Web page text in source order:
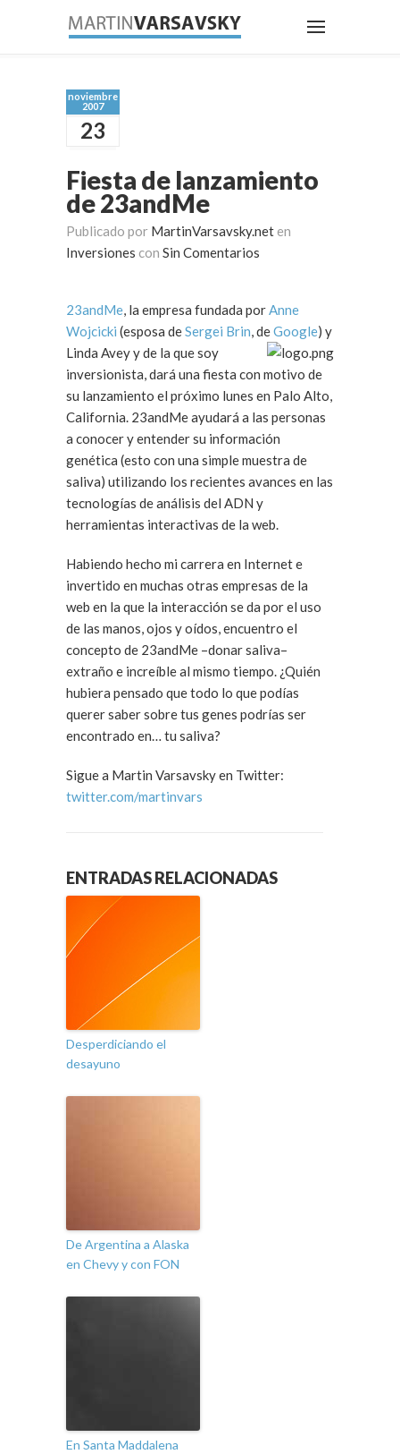
noviembre
2007
23
Fiesta de lanzamiento
de 23andMe
Publicado por MartinVarsavsky.net en
Inversiones con Sin Comentarios
23andMe, la empresa fundada porAnne
Wojcicki (esposa deSergei Brin, deGoogle) y
Linda Avey y de la quesoy
inversionista, dará una fiesta con motivo de
su lanzamiento el próximo lunes en Palo Alto,
California. 23andMe ayudará a las personas
a conocer y entender su información
genética (esto con una simple muestra de
saliva) utilizando los recientes avances en las
tecnologías de análisis del ADN y
herramientas interactivas de la web.
Habiendo hecho mi carrera en Internet e
invertido en muchas otras empresas de la
web en la que la interacción se da por el uso
de las manos, ojos y oídos, encuentro el
concepto de 23andMe –donar saliva–
extraño e increíble al mismo tiempo. ¿Quién
hubiera pensado que todo lo que podías
querer saber sobre tus genes podrías ser
encontrado en… tu saliva?
Sigue a Martin Varsavsky en Twitter:
twitter.com/martinvars
ENTRADAS RELACIONADAS
Desperdiciando el
desayuno
De Argentina a Alaska
en Chevy y con FON
En Santa Maddalena